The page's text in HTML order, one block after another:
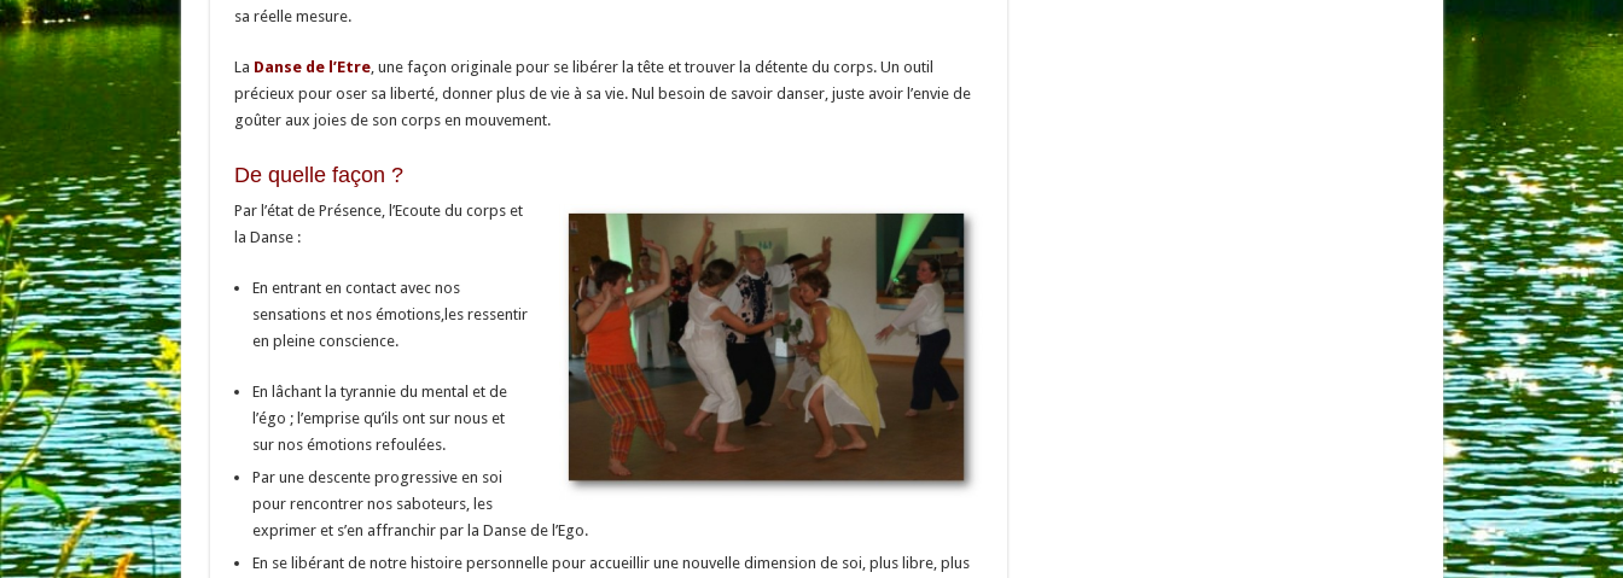
sa réelle mesure.
La Danse de l’Etre, une façon originale pour se libérer la tête et trouver la détente du corps. Un outil
précieux pour oser sa liberté, donner plus de vie à sa vie. Nul besoin de savoir danser, juste avoir l’envie de
goûter aux joies de son corps en mouvement.
De quelle façon ?
Par l’état de Présence, l’Ecoute du corps et
la Danse :
En entrant en contact avec nos
sensations et nos émotions, les ressentir
en pleine conscience.
En lâchant la tyrannie du mental et de
l’égo ; l’emprise qu’ils ont sur nous et
sur nos émotions refoulées.
Par une descente progressive en soi
pour rencontrer nos saboteurs, les
exprimer et s’en affranchir par la Danse de l’Ego.
En se libérant de notre histoire personnelle pour accueillir une nouvelle dimension de soi, plus libre, plus